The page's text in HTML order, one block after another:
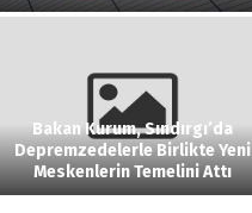
Bakan Kurum, Sındırgı’da
Depremzedelerle Birlikte Yeni
Meskenlerin Temelini Attı